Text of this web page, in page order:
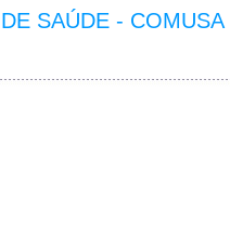
SAÚDE - COMUSA